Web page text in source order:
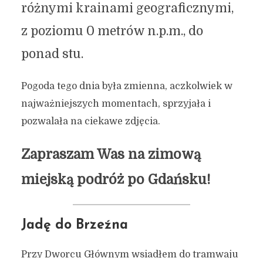
różnymi krainami geograficznymi,
z poziomu 0 metrów n.p.m., do
ponad stu.
Pogoda tego dnia była zmienna, aczkolwiek w
najważniejszych momentach, sprzyjała i
pozwalała na ciekawe zdjęcia.
Zapraszam Was na zimową
miejską podróż po Gdańsku!
Jadę do Brzeźna
Przy Dworcu Głównym wsiadłem do tramwaju